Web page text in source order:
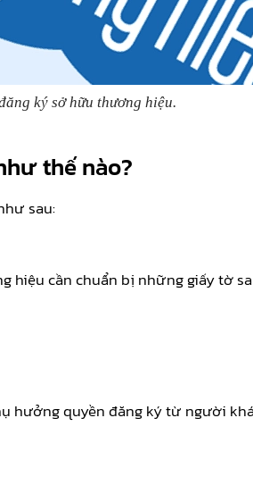
ký sở hữu thương hiệu.
thế nào?
sau:
hiệu cần chuẩn bị những giấy tờ
hưởng quyền đăng ký từ người